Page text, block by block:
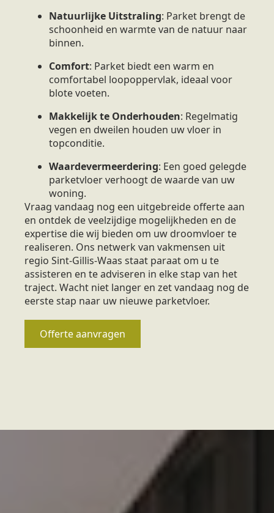
Natuurlijke Uitstraling: Parket brengt de
schoonheid en warmte van de natuur naar
binnen.
Comfort: Parket biedt een warm en
comfortabel loopoppervlak, ideaal voor
blote voeten.
Makkelijk te Onderhouden: Regelmatig
vegen en dweilen houden uw vloer in
topconditie.
Waardevermeerdering: Een goed gelegde
parketvloer verhoogt de waarde van uw
woning.
Vraag vandaag nog een uitgebreide offerte aan
en ontdek de veelzijdige mogelijkheden en de
expertise die wij bieden om uw droomvloer te
realiseren. Ons netwerk van vakmensen uit
regio Sint-Gillis-Waas staat paraat om u te
assisteren en te adviseren in elke stap van het
traject. Wacht niet langer en zet vandaag nog de
eerste stap naar uw nieuwe parketvloer.
Offerte aanvragen